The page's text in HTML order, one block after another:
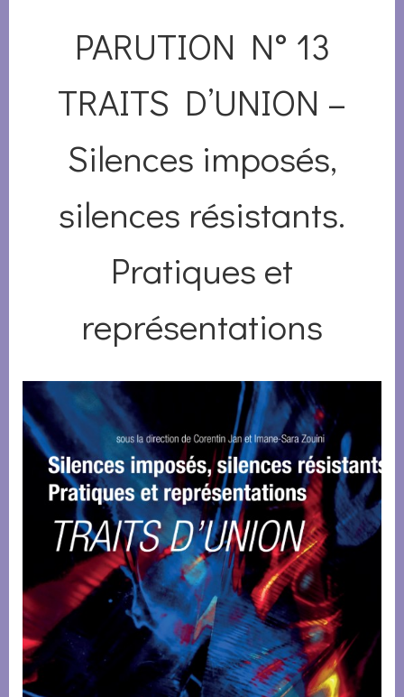
PARUTION N° 13
TRAITS D’UNION –
Silences imposés,
silences résistants.
Pratiques et
représentations